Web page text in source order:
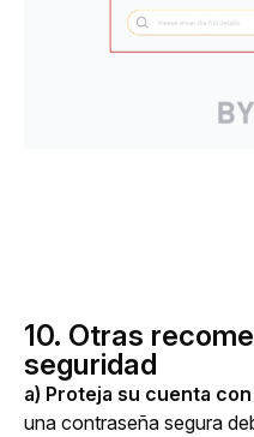
10. Otras
seguridad
a) Proteja su cuenta
una contraseña segura